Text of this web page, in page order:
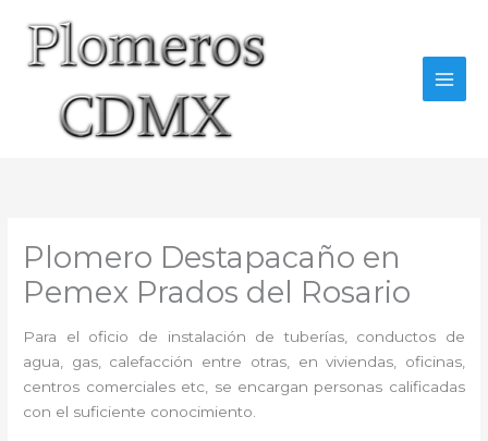
contenido
Plomero Destapacaño en
Pemex Prados del Rosario
Para el oficio de instalación de tuberías, conductos de
agua, gas, calefacción entre otras, en viviendas, oficinas,
centros comerciales etc, se encargan personas calificadas
con el suficiente conocimiento.